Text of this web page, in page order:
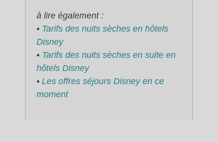
à lire également :
• Tarifs des nuits sèches en hôtels
Disney
• Tarifs des nuits sèches en suite en
hôtels Disney
• Les offres séjours Disney en ce
moment